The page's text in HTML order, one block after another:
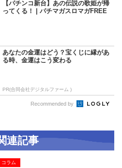
【パチンコ新台】あの伝説の歌姫が帰
ってくる！ | パチマガスロマガFREE
あなたの金運はどう？宝くじに縁があ
る時、金運はこう変わる
PR(合同会社デジタルファーム )
Recommended by
連記事
コラム